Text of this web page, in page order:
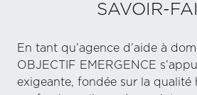
SAVOIR-
En tant qu’agence d’aide à
OBJECTIF EMERGENCE
exigeante, fondée sur la qualité